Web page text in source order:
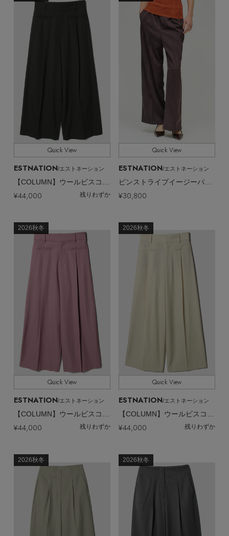
【エディターズ・エッセンシャル】
ベーシックとトレンドが交差する16の名品
Stay inthe Loop
ELLE SHOP 公式アプリ
Quick View
ESTNATION/エストネーション
ピンストライプイージーパンツ
¥30,800
Quick View
ESTNATION/エストネーション
¥44,000 残りわずか
2026秋冬
Quick View
ESTNATION/エストネーション
【COLUMN】ウールビスコースワイドパンツ＜PERMANENT＞
¥44,000 残りわずか
2026秋冬
Quick View
ESTNATION/エストネーション
【COLUMN】ウールビスコースワイドパンツ＜PERMANENT＞
¥44,000 残りわずか
2026秋冬
2026秋冬